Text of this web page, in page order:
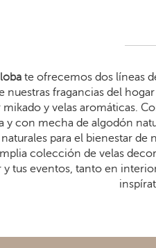
te ofrecemos dos líneas
nuestras fragancias del
y velas aromáticas.
y con mecha de algodón
para el bienestar
colección de velas
y tus eventos, tanto en